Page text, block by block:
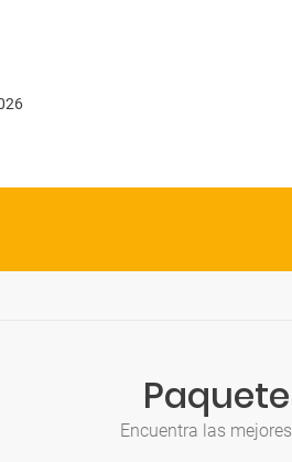
Encuentra las